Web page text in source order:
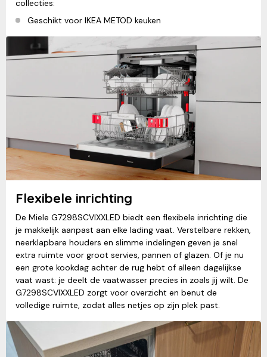
collecties:
Geschikt voor IKEA METOD keuken
Flexibele inrichting
De Miele G7298SCVIXXLED biedt een flexibele inrichting die
je makkelijk aanpast aan elke lading vaat. Verstelbare rekken,
neerklapbare houders en slimme indelingen geven je snel
extra ruimte voor groot servies, pannen of glazen. Of je nu
een grote kookdag achter de rug hebt of alleen dagelijkse
vaat wast: je deelt de vaatwasser precies in zoals jij wilt. De
G7298SCVIXXLED zorgt voor overzicht en benut de
volledige ruimte, zodat alles netjes op zijn plek past.